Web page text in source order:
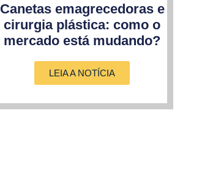
Canetas emagrecedoras e
cirurgia plástica: como o
mercado está mudando?
LEIA A NOTÍCIA